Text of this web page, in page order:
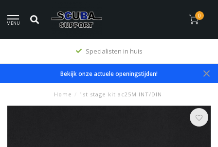
MENU
0
Specialisten in huis
Bekijk onze actuele openingstijden!
Home / 1st stage kit ac25M INT/DIN